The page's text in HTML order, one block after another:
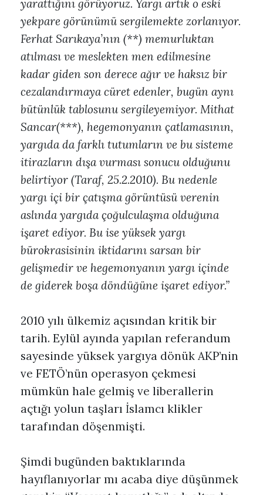
yarattığını görüyoruz. Yargı artık o eski
yekpare görünümü sergilemekte zorlanıyor.
Ferhat Sarıkaya’nın (**) memurluktan
atılması ve meslekten men edilmesine
kadar giden son derece ağır ve haksız bir
cezalandırmaya cüret edenler, bugün aynı
bütünlük tablosunu sergileyemiyor. Mithat
Sancar(***), hegemonyanın çatlamasının,
yargıda da farklı tutumların ve bu sisteme
itirazların dışa vurması sonucu olduğunu
belirtiyor (Taraf, 25.2.2010). Bu nedenle
yargı içi bir çatışma görüntüsü verenin
aslında yargıda çoğulculaşma olduğuna
işaret ediyor. Bu ise yüksek yargı
bürokrasisinin iktidarını sarsan bir
gelişmedir ve hegemonyanın yargı içinde
de giderek boşa döndüğüne işaret ediyor.”
2010 yılı ülkemiz açısından kritik bir
tarih. Eylül ayında yapılan referandum
sayesinde yüksek yargıya dönük AKP’nin
ve FETÖ’nün operasyon çekmesi
mümkün hale gelmiş ve liberallerin
açtığı yolun taşları İslamcı klikler
tarafından döşenmişti.
Şimdi bugünden baktıklarında
hayıflanıyorlar mı acaba diye düşünmek